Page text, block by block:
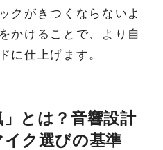
クがきつくならないよ
かけることで、より自
に仕上げます。
」とは？音響設計
ク選びの基準